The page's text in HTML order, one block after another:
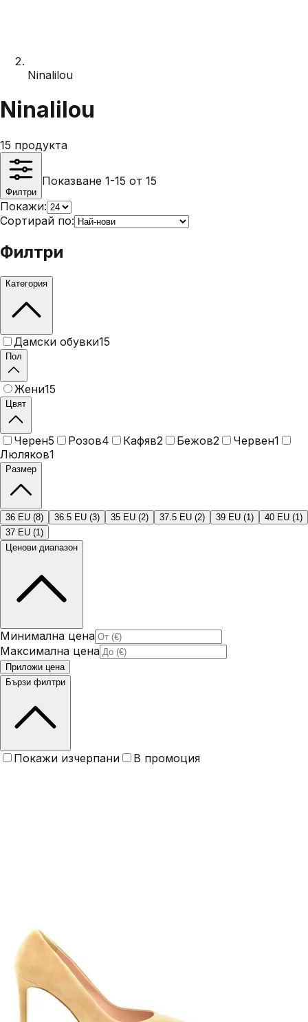
Ninalilou
Ninalilou
15 продукта
Филтри
Показване 1-15 от 15
Покажи:
Сортирай по:
Филтри
Категория
Дамски обувки15
Пол
Жени15
Цвят
Черен5 Розов4 Кафяв2 Бежов2 Червен1
Люляков1
Размер
36 EU (8) 36.5 EU (3) 35 EU (2) 37.5 EU (2) 39 EU (1) 40 EU (1)
37 EU (1)
Ценови диапазон
Минимална цена
Максимална цена
Приложи цена
Бързи филтри
Покажи изчерпани В промоция